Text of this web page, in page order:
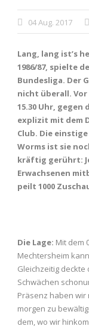
04 Aug. 2017
Lang, lang ist’s
1986/87, spielte
Bundesliga. Der
nicht überall. Vor
15.30 Uhr, gegen
explizit mit dem
Club. Die
Worms ist sie
kräftig gerührt:
Erwachsenen
peilt 1000
Die Lage: Mit dem
Mechtersheim
Gleichzeitig
Schwächen
Präsenz haben wir
morgen zu
dem, wo wir